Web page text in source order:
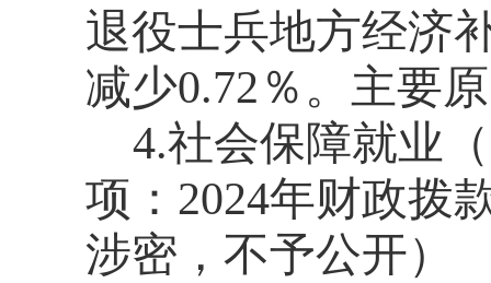
退役士兵地方经济
减少0.72％。主要
4.社会保障就业
项：2024年财政拨
涉密，不予公开）